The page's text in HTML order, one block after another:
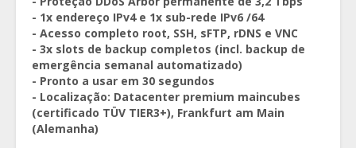
- 1x endereço IPv4 e 1x sub-rede IPv6 /64
- Acesso completo root, SSH, sFTP, rDNS e VNC
- 3x slots de backup completos (incl. backup de
emergência semanal automatizado)
- Pronto a usar em 30 segundos
- Localização: Datacenter premium maincubes
(certificado TÜV TIER3+), Frankfurt am Main
(Alemanha)